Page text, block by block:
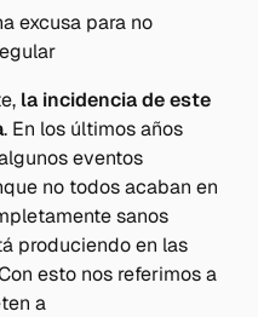
excusa para no
la incidencia de este
. En los últimos años
eventos
no todos acaban en
sanos
produciendo en las
esto nos referimos a
a